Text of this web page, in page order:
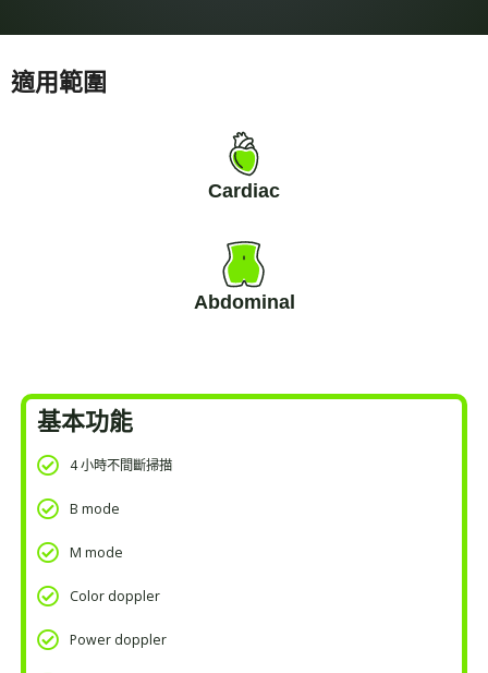
適用範圍
Cardiac
Abdominal
基本功能
4 小時不間斷掃描
B mode
M mode
Color doppler
Power doppler